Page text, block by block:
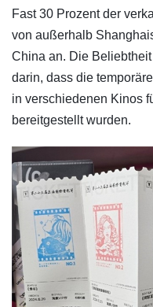
Fast 30 Prozent der
von außerhalb
China an. Die
darin, dass die
in verschiedenen Kinos
bereitgestellt wurden.